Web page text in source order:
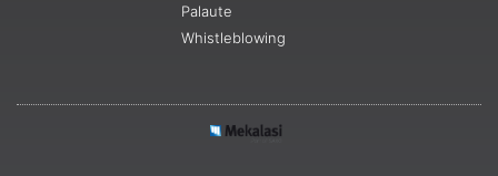
Palaute
Whistleblowing